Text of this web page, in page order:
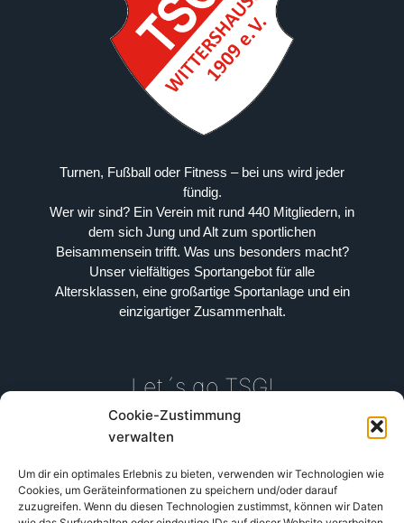
Cookie-Zustimmung
verwalten
Um dir ein optimales Erlebnis zu bieten, verwenden wir Technologien wie
Cookies, um Geräteinformationen zu speichern und/oder darauf
zuzugreifen. Wenn du diesen Technologien zustimmst, können wir Daten
Turnen, Fußball oder Fitness – bei uns wird jeder
fündig.
Wer wir sind? Ein Verein mit rund 440 Mitgliedern, in
dem sich Jung und Alt zum sportlichen
Beisammensein trifft. Was uns besonders macht?
Unser vielfältiges Sportangebot für alle
Altersklassen, eine großartige Sportanlage und ein
einzigartiger Zusammenhalt.
Let´s go TSG!
Sportplatzweg, 72189 Vöhringen